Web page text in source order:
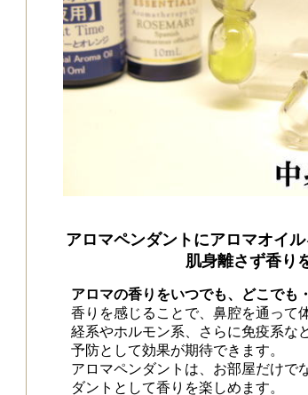
アロマペンダントにアロマオイ
肌身離さず香り
アロマの香りをいつでも、どこでも
香りを感じることで、鼻腔を通って
経系やホルモン系、さらに免疫系な
予防として効果が期待できます。
アロマペンダントは、お部屋だけで
ダントとして香りを楽しめます。